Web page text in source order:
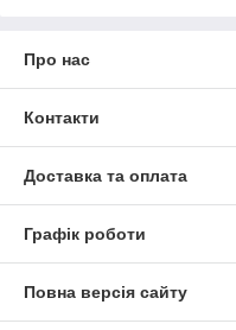
Про нас
Контакти
Доставка та оплата
Графік роботи
Повна версія сайту